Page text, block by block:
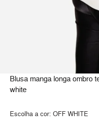
Blusa manga longa ombro
white
Escolha a cor: OFF WHITE